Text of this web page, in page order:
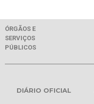
ÓRGÃOS E
SERVIÇOS
PÚBLICOS
DIÁRIO OFICIAL